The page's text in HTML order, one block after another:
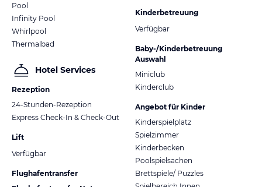
Pool
Infinity Pool
Whirlpool
Thermalbad
Hotel Services
Rezeption
24-Stunden-Rezeption
Express Check-In & Check-Out
Lift
Verfügbar
Flughafentransfer
Kinderbetreuung
Verfügbar
Baby-/Kinderbetreuung
Auswahl
Miniclub
Kinderclub
Angebot für Kinder
Kinderspielplatz
Spielzimmer
Kinderbecken
Poolspielsachen
Brettspiele/ Puzzles